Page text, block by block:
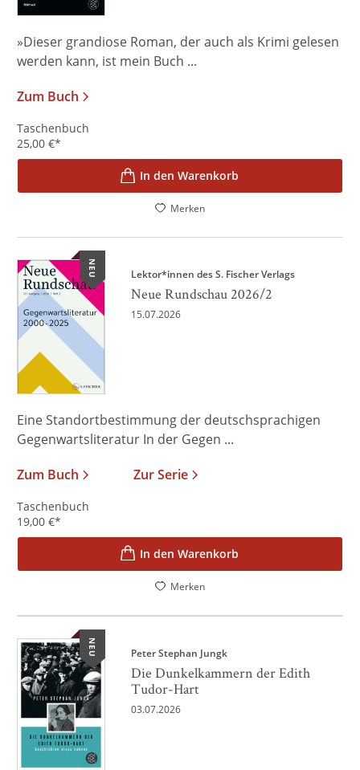
»Dieser grandiose Roman, der auch als Krimi gelesen
werden kann, ist mein Buch ...
Zum Buch
Taschenbuch
25,00 €*
In den Warenkorb
Merken
NEU Lektor*innen des S. Fischer Verlags
Neue Rundschau 2026/2
15.07.2026
Eine Standortbestimmung der deutschsprachigen
Gegenwartsliteratur In der Gegen ...
Zum Buch
Zur Serie
Taschenbuch
19,00 €*
In den Warenkorb
Merken
NEU Peter Stephan Jungk
Die Dunkelkammern der Edith
Tudor-Hart
03.07.2026